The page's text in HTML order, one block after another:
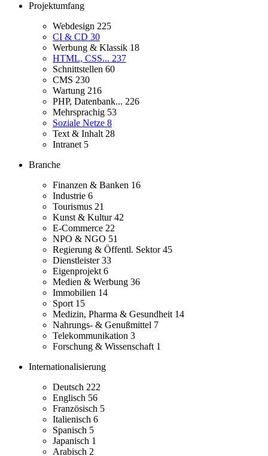
Projektumfang
Webdesign 225
CI & CD 30
Werbung & Klassik 18
HTML, CSS... 237
Schnittstellen 60
CMS 230
Wartung 216
PHP, Datenbank... 226
Mehrsprachig 53
Soziale Netze 8
Text & Inhalt 28
Intranet 5
Branche
Finanzen & Banken 16
Industrie 6
Tourismus 21
Kunst & Kultur42
E-Commerce 22
NPO & NGO 51
Regierung & Öffentl. Sektor45
Dienstleister33
Eigenprojekt 6
Medien & Werbung 36
Immobilien 14
Sport 15
Medizin, Pharma & Gesundheit 14
Nahrungs- & Genußmittel 7
Telekommunikation 3
Forschung & Wissenschaft 1
Internationalisierung
Deutsch 222
Englisch 56
Französisch 5
Italienisch 6
Spanisch 5
Japanisch 1
Arabisch 2